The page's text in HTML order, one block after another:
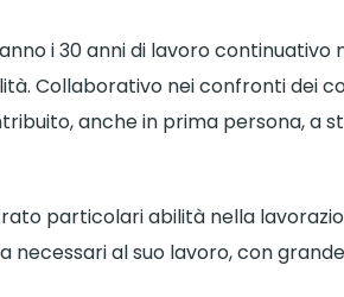
i 30 anni di lavoro continuativo
Collaborativo nei confronti dei
anche in prima persona, a
particolari abilità nella
necessari al suo lavoro, con